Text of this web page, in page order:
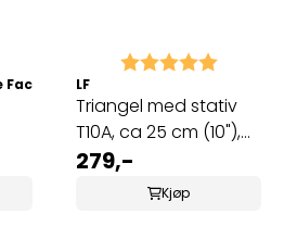
av 5 mulige Karakter: 5.0 av 5
LF
Triangel med stativ
T10A, ca 25 cm (10"),
(35 cm inkl. stativ)
279,-
Kjøp